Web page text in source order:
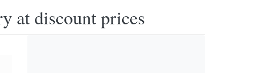
at discount prices